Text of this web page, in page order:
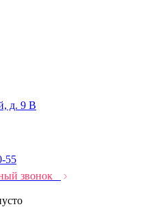
д. 9 В
55
звонок